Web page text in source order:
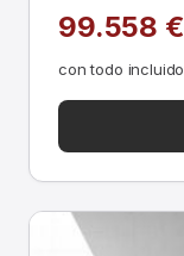
99.558 €
con todo incluido